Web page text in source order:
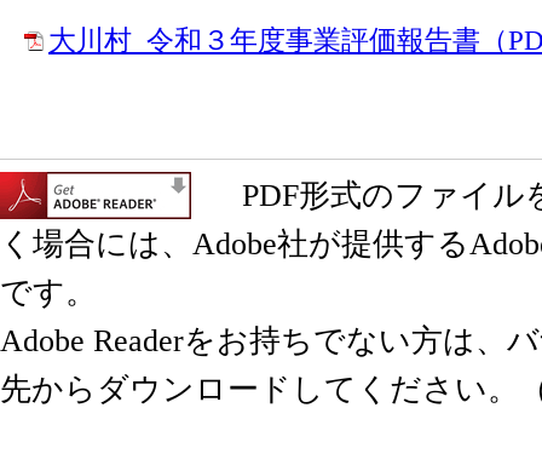
大川村_令和３年度事業評価報告書（
PDF形式のファイル
く場合には、Adobe社が提供する
です。
Adobe Readerをお持ちでない方は、
先からダウンロードしてください。